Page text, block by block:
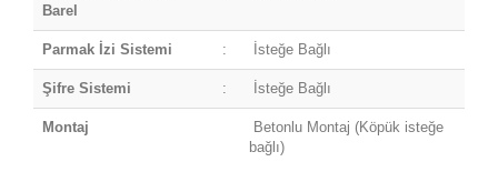
Barel
Parmak İzi Sistemi : İsteğe Bağlı
Şifre Sistemi : İsteğe Bağlı
Montaj
Betonlu Montaj (Köpük isteğe
bağlı)